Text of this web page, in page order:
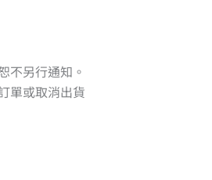
不另行通知。
單或取消出貨